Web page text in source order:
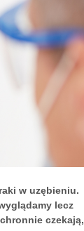
w uzębieniu.
lecz
czekają,